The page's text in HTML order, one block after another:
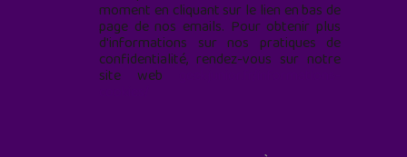
moment en cliquant sur le lien en bas de
page de nos emails. Pour obtenir plus
d'informations sur nos pratiques de
confidentialité, rendez-vous sur notre
site web